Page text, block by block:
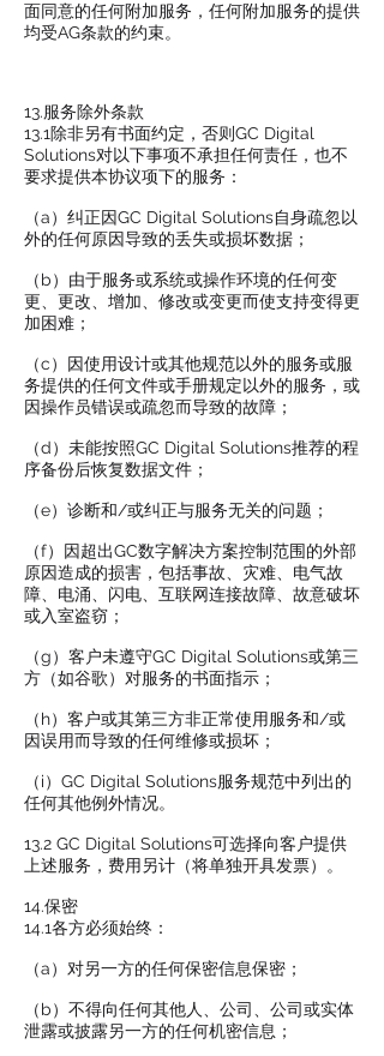
面同意的任何附加服务，任何附加服务的提供
均受AG条款的约束。
13.服务除外条款
13.1除非另有书面约定，否则GC Digital
Solutions对以下事项不承担任何责任，也不
要求提供本协议项下的服务：
（a）纠正因GC Digital Solutions自身疏忽以
外的任何原因导致的丢失或损坏数据；
（b）由于服务或系统或操作环境的任何变
更、更改、增加、修改或变更而使支持变得更
加困难；
（c）因使用设计或其他规范以外的服务或服
务提供的任何文件或手册规定以外的服务，或
因操作员错误或疏忽而导致的故障；
（d）未能按照GC Digital Solutions推荐的程
序备份后恢复数据文件；
（e）诊断和/或纠正与服务无关的问题；
（f）因超出GC数字解决方案控制范围的外部
原因造成的损害，包括事故、灾难、电气故
障、电涌、闪电、互联网连接故障、故意破坏
或入室盗窃；
（g）客户未遵守GC Digital Solutions或第三
方（如谷歌）对服务的书面指示；
（h）客户或其第三方非正常使用服务和/或
因误用而导致的任何维修或损坏；
（i）GC Digital Solutions服务规范中列出的
任何其他例外情况。
13.2 GC Digital Solutions可选择向客户提供
上述服务，费用另计（将单独开具发票）。
14.保密
14.1各方必须始终：
（a）对另一方的任何保密信息保密；
（b）不得向任何其他人、公司、公司或实体
泄露或披露另一方的任何机密信息；